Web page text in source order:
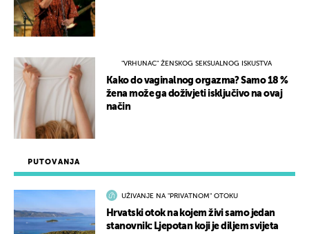
PUTOVANJA
UŽIVANJE NA "PRIVATNOM" OTOKU
Hrvatski otok na kojem živi samo jedan
stanovnik: Ljepotan koji je diljem svijeta
"VRHUNAC" ŽENSKOG SEKSUALNOG ISKUSTVA
Kako do vaginalnog orgazma? Samo 18 %
žena može ga doživjeti isključivo na ovaj
način